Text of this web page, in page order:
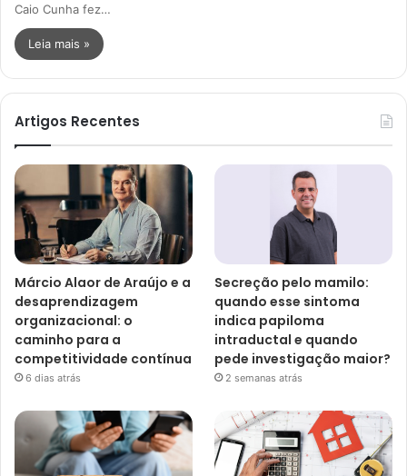
Caio Cunha fez…
Leia mais »
Artigos Recentes
Márcio Alaor de Araújo e a
desaprendizagem
organizacional: o
caminho para a
competitividade contínua
6 dias atrás
Secreção pelo mamilo:
quando esse sintoma
indica papiloma
intraductal e quando
pede investigação maior?
2 semanas atrás